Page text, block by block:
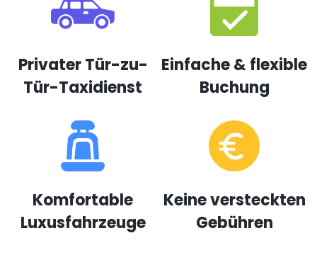
Privater Tür-zu-
Tür-Taxidienst
Einfache & flexible
Buchung
Komfortable
Luxusfahrzeuge
Keine versteckten
Gebühren